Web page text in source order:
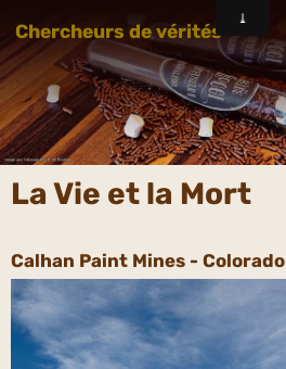
Chercheurs de vérités
La Vie et la Mort
Calhan Paint Mines - Colorado